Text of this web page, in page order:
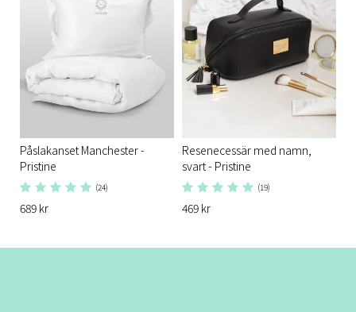
Påslakanset Manchester -
Pristine
(24)
689 kr
Resenecessär med namn,
svart - Pristine
(19)
469 kr